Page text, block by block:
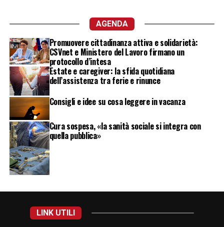
AGENDA
Promuovere cittadinanza attiva e solidarietà:
CSVnet e Ministero del Lavoro firmano un
protocollo d’intesa
Estate e caregiver: la sfida quotidiana
dell’assistenza tra ferie e rinunce
Consigli e idee su cosa leggere in vacanza
Cura sospesa, «la sanità sociale si integra con
quella pubblica»
LINK UTILI